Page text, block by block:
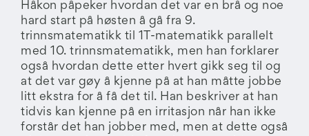
Håkon påpeker hvordan det var en brå og noe
hard start på høsten å gå fra 9.
trinnsmatematikk til 1T-matematikk parallelt
med 10. trinnsmatematikk, men han forklarer
også hvordan dette etter hvert gikk seg til og
at det var gøy å kjenne på at han måtte jobbe
litt ekstra for å få det til. Han beskriver at han
tidvis kan kjenne på en irritasjon når han ikke
forstår det han jobber med, men at dette også